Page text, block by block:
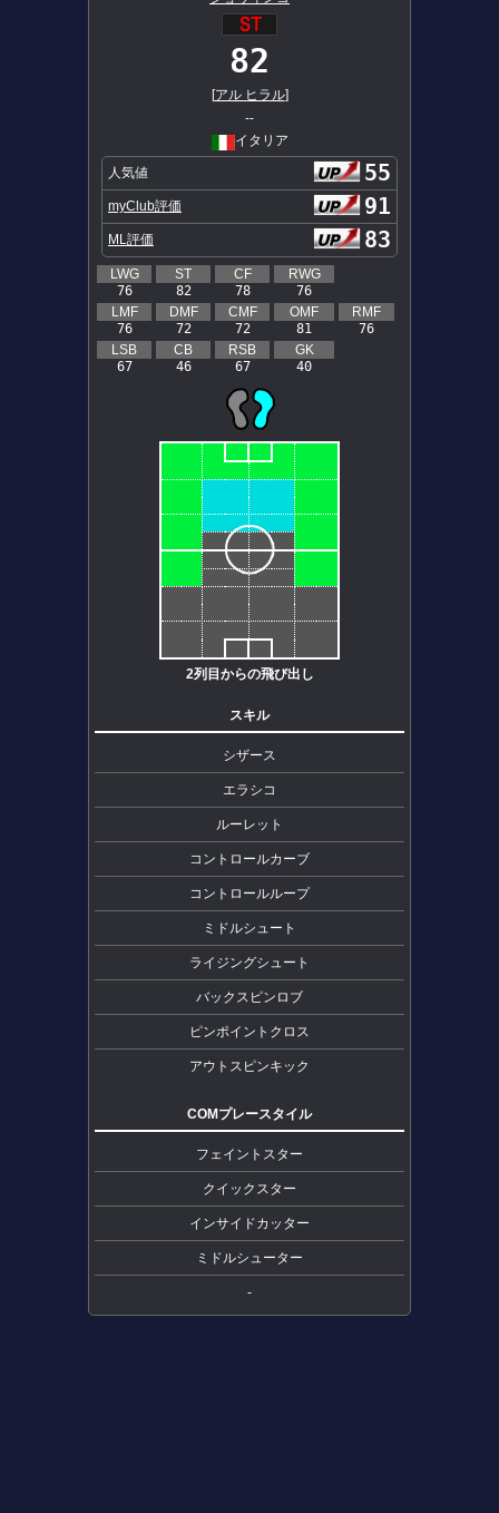
82
[アル ヒラル]
--
イタリア
人気値 55
myClub評価 91
ML評価 83
LWG
76
ST
82
CF
78
RWG
76
LMF
76
DMF
72
CMF
72
OMF
81
RMF
76
LSB
67
CB
46
RSB
67
GK
40
2列目からの飛び出し
スキル
シザース
エラシコ
ルーレット
コントロールカーブ
コントロールループ
ミドルシュート
ライジングシュート
バックスピンロブ
ピンポイントクロス
アウトスピンキック
COMプレースタイル
フェイントスター
クイックスター
インサイドカッター
ミドルシューター
-